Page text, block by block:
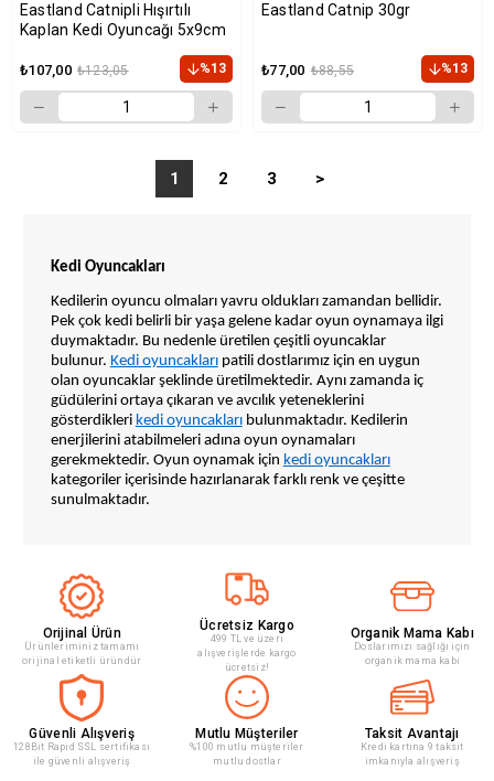
Eastland Catnipli Hışırtılı
Kaplan Kedi Oyuncağı 5x9cm
₺107,00 ₺123,05 %13
Eastland Catnip 30gr
₺77,00 ₺88,55 %13
1 2 3 >
Kedi Oyuncakları
Kedilerin oyuncu olmaları yavru oldukları zamandan bellidir.
Pek çok kedi belirli bir yaşa gelene kadar oyun oynamaya ilgi
duymaktadır. Bu nedenle üretilen çeşitli oyuncaklar
bulunur. Kedi oyuncaklarıpatili dostlarımız için en uygun
olan oyuncaklar şeklinde üretilmektedir. Aynı zamanda iç
güdülerini ortaya çıkaran ve avcılık yeteneklerini
gösterdikleri kedi oyuncaklarıbulunmaktadır. Kedilerin
enerjilerini atabilmeleri adına oyun oynamaları
gerekmektedir. Oyun oynamak için kedi oyuncakları
kategoriler içerisinde hazırlanarak farklı renk ve çeşitte
sunulmaktadır.
Boyutları ve ilgi çekici renkleri sayesinde pek çok kedi
severek oynamaktadır. İç güdüleri ortaya çıkartmak ve
yetenekleri keşfetme anlamında da bu tarz oyuncaklar
tercih edilmektedir. Aynı zamanda kedilerin beslenme
şekillerini düzene koymaya yardımcı olan oyuncak çeşitleri
bulunmaktadır. Obez olan kediler için hareket kabiliyetini
arttıran farklı
kedi oyuncak çeşitleri
üretilmektedir. Bu
oyuncaklar zıplama ve koşma yeteneklerini gösterir. Yaşa ve
ilgi alanlarına uygun farklıkedi oyuncak çeşitleri kategoriler
içerisinde yer almaktadır.
Orijinal Ürün
Ürünleriminiz tamamı
orijinal etiketli üründür
Ücretsiz Kargo
499 TL ve üzeri
alışverişlerde kargo
ücretsiz!
Organik Mama Kabı
Doslarımızı sağlığı için
organik mama kabı
Güvenli Alışveriş
128Bit Rapid SSL sertifikası
ile güvenli alışveriş
Mutlu Müşteriler
%100 mutlu müşteriler
mutlu dostlar
Taksit Avantajı
Kredi kartına 9 taksit
imkanıyla alışveriş